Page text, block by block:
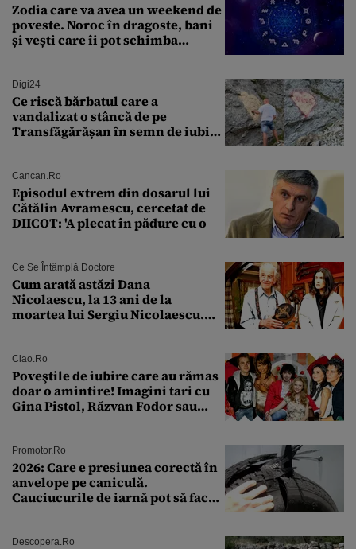
Zodia care va avea un weekend de
poveste. Noroc în dragoste, bani
și vești care îi pot schimba
Digi24
Ce riscă bărbatul care a
vandalizat o stâncă de pe
Transfăgărășan în semn de iubire
Cancan.ro
Episodul extrem din dosarul lui
Cătălin Avramescu, cercetat de
DIICOT: 'A plecat în pădure cu o
Ce Se Întâmplă Doctore
Cum arată astăzi Dana
Nicolaescu, la 13 ani de la
moartea lui Sergiu Nicolaescu.
Ciao.ro
Poveştile de iubire care au rămas
doar o amintire! Imagini tari cu
Gina Pistol, Răzvan Fodor sau
Promotor.ro
2026: Care e presiunea corectă în
anvelope pe caniculă.
Cauciucurile de iarnă pot să facă
Descopera.ro